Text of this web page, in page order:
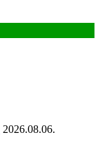
2026.08.06.